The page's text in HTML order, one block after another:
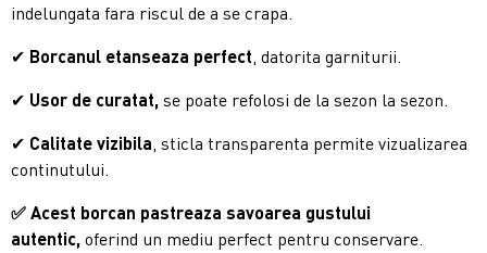
indelungata fara riscul de a se crapa.
✔ Borcanul etanseaza perfect, datorita garniturii.
✔ Usor de curatat,se poate refolosi de la sezon la sezon.
✔ Calitate vizibila, sticla transparenta permite vizualizarea
continutului.
✅ Acest borcan pastreaza savoarea gustului
autentic,oferind un mediu perfect pentru conservare.